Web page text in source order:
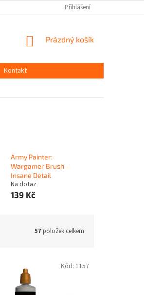
Přihlášení
NÁKUPNÍ
Prázdný košík
Kontakt
Army Painter:
Wargamer Brush -
Insane Detail
Na dotaz
139 Kč
57položek celkem
Kód: 1157